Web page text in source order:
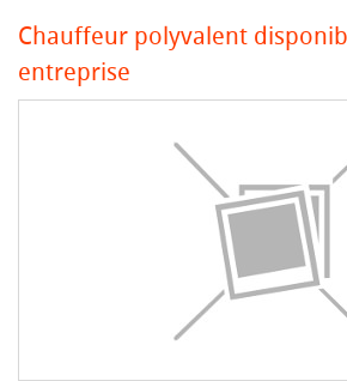
Chauffeur polyvalent
entreprise